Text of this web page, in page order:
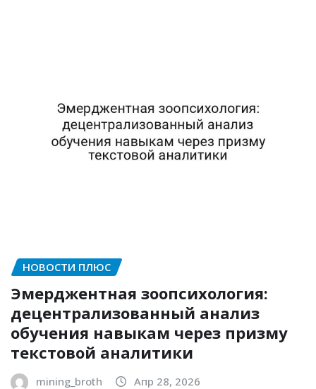
НОВОСТИ ПЛЮС
Эмерджентная зоопсихология:
децентрализованный анализ
обучения навыкам через призму
текстовой аналитики
mining_broth Апр 28, 2026